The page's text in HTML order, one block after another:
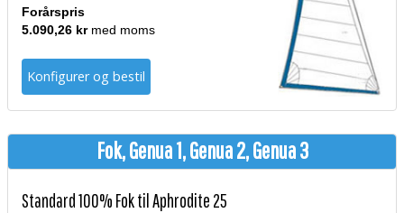
Forårspris
5.090,26 krmed moms
Konfigurer og bestil
Fok, Genua 1, Genua 2, Genua 3
Standard 100% Fok til Aphrodite 25